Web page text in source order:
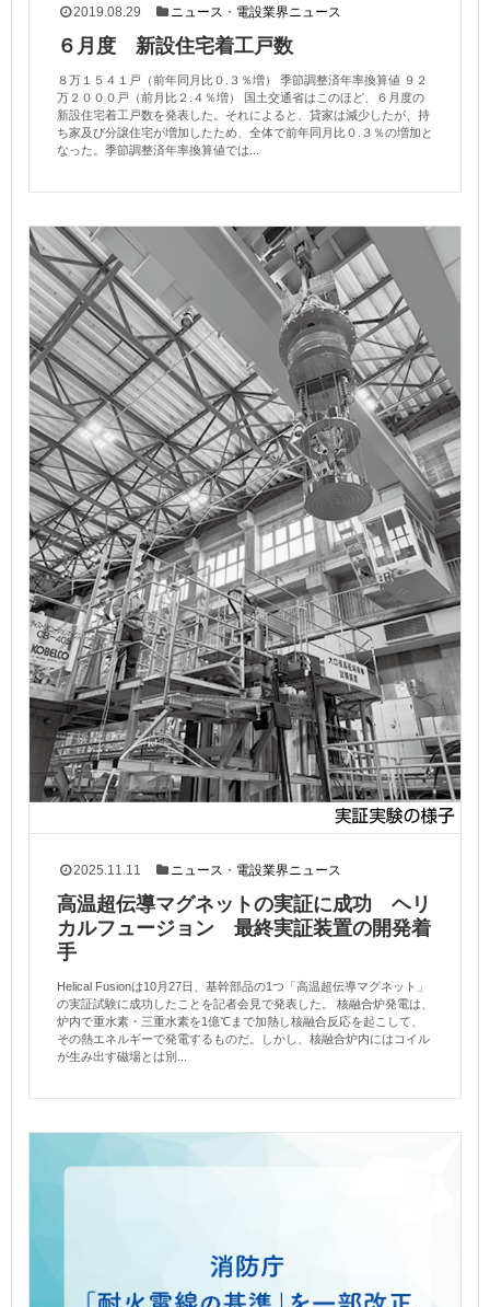
2019.08.29 ニュース ・ 電設業界ニュース
６月度 新設住宅着工戸数
８万１５４１戸（前年同月比０.３％増） 季節調整済年率換算値 ９２
万２０００戸（前月比２.４％増） 国土交通省はこのほど、６月度の
新設住宅着工戸数を発表した。それによると、貸家は減少したが、持
ち家及び分譲住宅が増加したため、全体で前年同月比０.３％の増加と
なった。季節調整済年率換算値では...
2025.11.11 ニュース ・ 電設業界ニュース
高温超伝導マグネットの実証に成功 ヘリ
カルフュージョン 最終実証装置の開発着
手
Helical Fusionは10月27日、基幹部品の1つ「高温超伝導マグネット」
の実証試験に成功したことを記者会見で発表した。 核融合炉発電は、
炉内で重水素・三重水素を1億℃まで加熱し核融合反応を起こして、
その熱エネルギーで発電するものだ。しかし、核融合炉内にはコイル
が生み出す磁場とは別...